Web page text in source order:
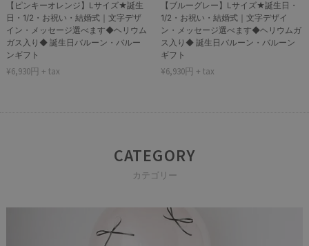
【ピンキーオレンジ】Lサイズ★誕生
日・1/2・お祝い・結婚式｜文字デザ
イン・メッセージ選べます◆ヘリウム
ガス入り◆ 誕生日バルーン・バルー
ンギフト
¥6,930円 + tax
【ブルーグレー】Lサイズ★誕生日・
1/2・お祝い・結婚式｜文字デザイ
ン・メッセージ選べます◆ヘリウムガ
ス入り◆ 誕生日バルーン・バルーン
ギフト
¥6,930円 + tax
CATEGORY
カテゴリー